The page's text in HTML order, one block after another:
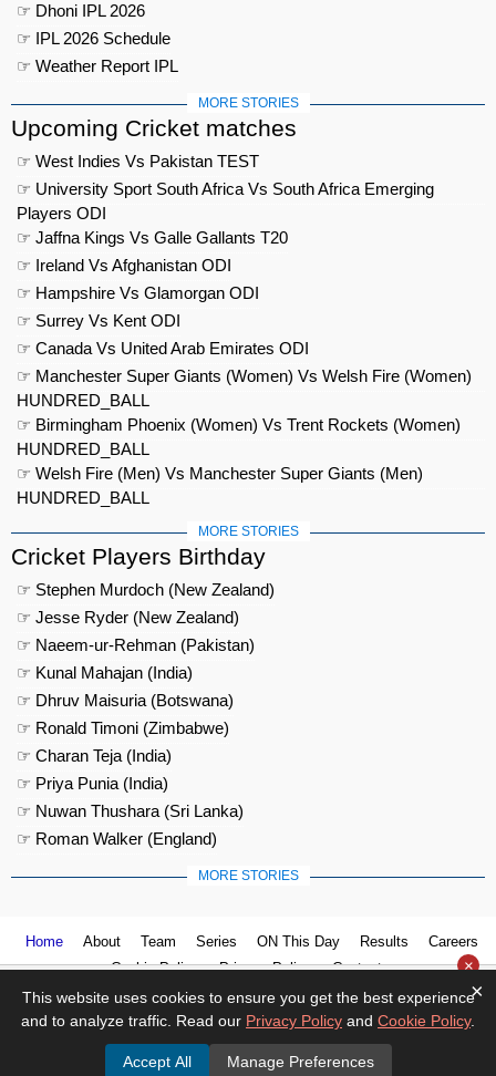
☞ Dhoni IPL 2026
☞ IPL 2026 Schedule
☞ Weather Report IPL
MORE STORIES
Upcoming Cricket matches
☞ West Indies Vs Pakistan TEST
☞ University Sport South Africa Vs South Africa Emerging
Players ODI
☞ Jaffna Kings Vs Galle Gallants T20
☞ Ireland Vs Afghanistan ODI
☞ Hampshire Vs Glamorgan ODI
☞ Surrey Vs Kent ODI
☞ Canada Vs United Arab Emirates ODI
☞ Manchester Super Giants (Women) Vs Welsh Fire (Women)
HUNDRED_BALL
☞ Birmingham Phoenix (Women) Vs Trent Rockets (Women)
HUNDRED_BALL
☞ Welsh Fire (Men) Vs Manchester Super Giants (Men)
HUNDRED_BALL
MORE STORIES
Cricket Players Birthday
☞ Stephen Murdoch (New Zealand)
☞ Jesse Ryder (New Zealand)
☞ Naeem-ur-Rehman (Pakistan)
☞ Kunal Mahajan (India)
☞ Dhruv Maisuria (Botswana)
☞ Ronald Timoni (Zimbabwe)
☞ Charan Teja (India)
☞ Priya Punia (India)
☞ Nuwan Thushara (Sri Lanka)
☞ Roman Walker (England)
MORE STORIES
Home About Team Series ON This Day Results
Careers
Cookie Policy
Privacy Policy Contact us
© 2026Cricket
×
×
This website uses cookies to ensure you get the best experience
and to analyze traffic. Read our Privacy Policy and Cookie Policy.
Accept All Manage Preferences